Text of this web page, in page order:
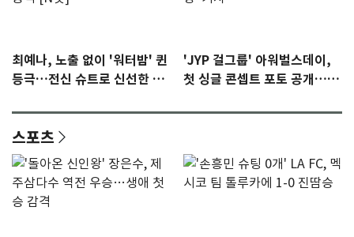
최예나, 노출 없이 '워터밤' 퀸
등극…전신 슈트로 신선한 충
'JYP 걸그룹' 아워벌스데이,
첫 싱글 콘셉트 포토 공개…청
스포츠